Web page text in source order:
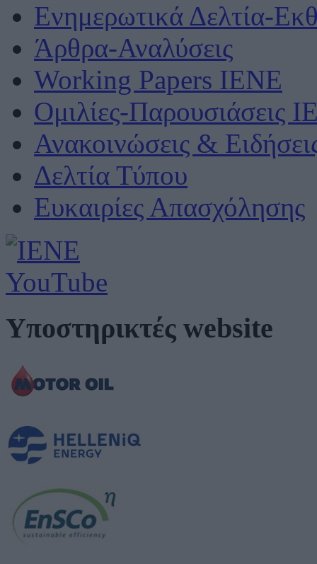
Ενημερωτικά Δελτία-
Άρθρα-Αναλύσεις
Working Papers IENE
Ομιλίες-Παρουσιάσεις
Ανακοινώσεις &
Δελτία Τύπου
Ευκαιρίες Απασχόλησης
Υποστηρικτές website